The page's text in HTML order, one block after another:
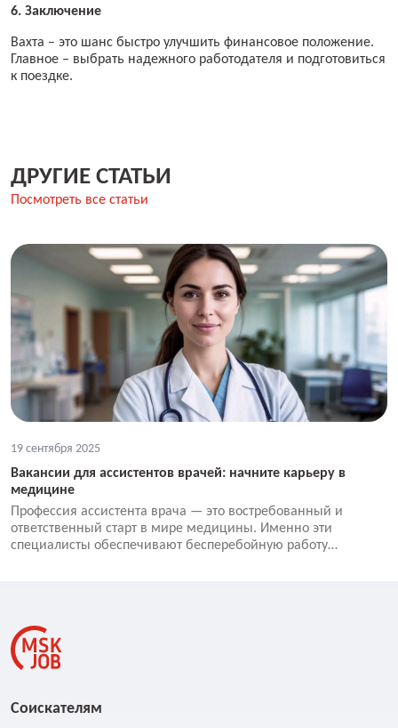
6. Заключение
Вахта – это шанс быстро улучшить финансовое положение.
Главное – выбрать надежного работодателя и подготовиться
к поездке.
ДРУГИЕ СТАТЬИ
Посмотреть все статьи
19 сентября 2025
Вакансии для ассистентов врачей: начните карьеру в
медицине
Профессия ассистента врача — это востребованный и
ответственный старт в мире медицины. Именно эти
специалисты обеспечивают бесперебойную работу
пути к успешной карьере. Наш сервис по поиску работы
собрал тысячи актуальных предложений от прямых
работодателей со всей России.
Соискателям